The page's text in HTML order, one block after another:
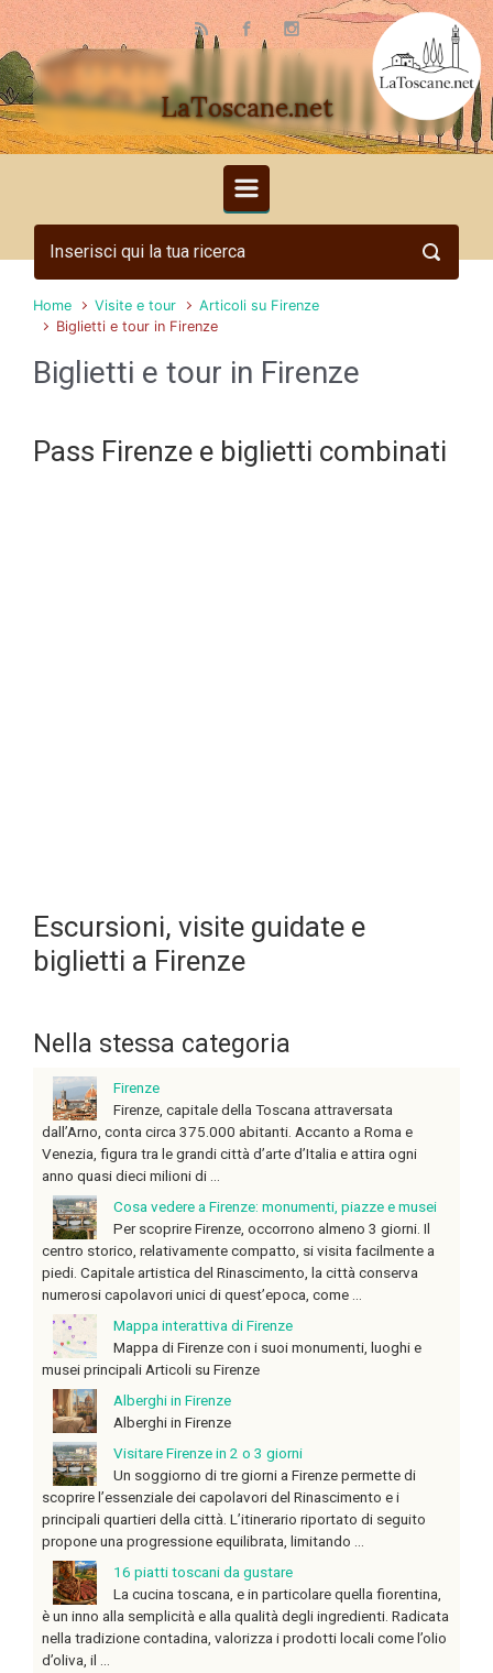
Skip to main content
LaToscane.net
Home Visite e tour
Articoli su Firenze
Biglietti e tour in Firenze
Biglietti e tour in Firenze
Pass Firenze e biglietti combinati
Escursioni, visite guidate e
biglietti a Firenze
Nella stessa categoria
Firenze
Firenze, capitale della Toscana attraversata
dall’Arno, conta circa 375.000 abitanti. Accanto a Roma e
Venezia, figura tra le grandi città d’arte d’Italia e attira ogni
anno quasi dieci milioni di ...
Cosa vedere a Firenze: monumenti, piazze e musei
Per scoprire Firenze, occorrono almeno 3 giorni. Il
centro storico, relativamente compatto, si visita facilmente a
piedi. Capitale artistica del Rinascimento, la città conserva
numerosi capolavori unici di quest’epoca, come ...
Mappa interattiva di Firenze
Mappa di Firenze con i suoi monumenti, luoghi e
musei principali Articoli su Firenze
Alberghi in Firenze
Alberghi in Firenze
Visitare Firenze in 2 o 3 giorni
Un soggiorno di tre giorni a Firenze permette di
scoprire l’essenziale dei capolavori del Rinascimento e i
principali quartieri della città. L’itinerario riportato di seguito
propone una progressione equilibrata, limitando ...
16 piatti toscani da gustare
La cucina toscana, e in particolare quella fiorentina,
è un inno alla semplicità e alla qualità degli ingredienti. Radicata
nella tradizione contadina, valorizza i prodotti locali come l’olio
d’oliva, il ...